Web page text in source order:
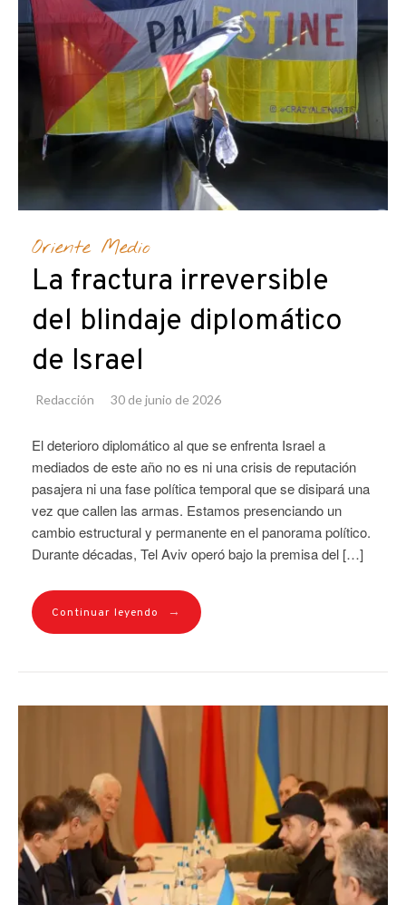
Oriente Medio
La fractura irreversible
del blindaje diplomático
de Israel
Redacción 30 de junio de 2026
El deterioro diplomático al que se enfrenta Israel a
mediados de este año no es ni una crisis de reputación
pasajera ni una fase política temporal que se disipará una
vez que callen las armas. Estamos presenciando un
cambio estructural y permanente en el panorama político.
Durante décadas, Tel Aviv operó bajo la premisa del […]
Continuar leyendo →